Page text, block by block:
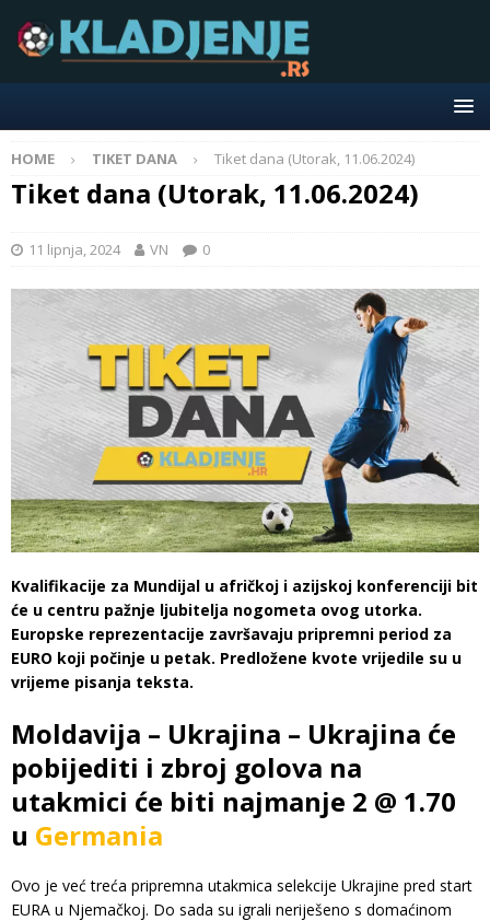
HOME TIKET DANA Tiket dana (Utorak, 11.06.2024)
Tiket dana (Utorak, 11.06.2024)
11 lipnja, 2024 VN 0
Kvalifikacije za Mundijal u afričkoj i azijskoj konferenciji bit
će u centru pažnje ljubitelja nogometa ovog utorka.
Europske reprezentacije završavaju pripremni period za
EURO koji počinje u petak. Predložene kvote vrijedile su u
vrijeme pisanja teksta.
Moldavija – Ukrajina – Ukrajina će
pobijediti i zbroj golova na
utakmici će biti najmanje 2 @ 1.70
u Germania
Ovo je već treća pripremna utakmica selekcije Ukrajine pred start
EURA u Njemačkoj. Do sada su igrali neriješeno s domaćinom